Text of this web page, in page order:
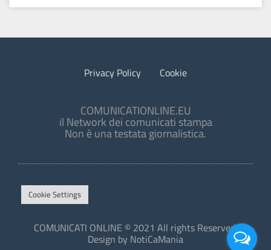
Privacy Policy Cookie
COMUNICATIONLINE.EU
il Network dei comunicati stampa
Non è una testata giornalistica.
Cookie Settings
COMUNICATI ONLINE © 2021 All rights Reserved.
Design by NotiCaMania